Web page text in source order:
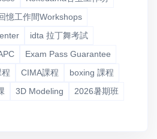
憶工作間Workshops
idta 拉丁舞考試
Exam Pass Guarantee
CIMA課程
boxing 課程
3D Modeling
2026暑期班